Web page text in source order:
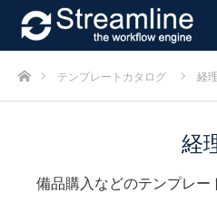
ホームテンプレートカタログ 経理
経
備品購入などのテンプレ